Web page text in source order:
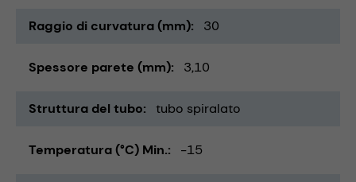
Raggio di curvatura (mm) 30
Spessore parete (mm) 3,10
Struttura del tubo tubo spiralato
Temperatura (°C) Min. -15